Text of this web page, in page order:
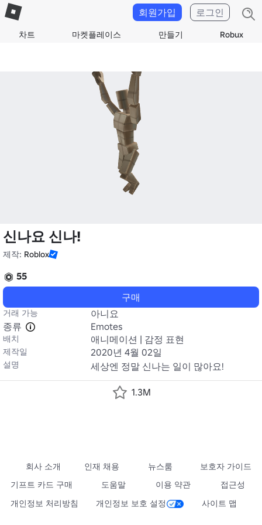
차트 마켓플레이스 만들기 Robux
회원가입 로그인
신나요 신나!
제작: Roblox
55
구매
거래 가능
아니요
종류
Emotes
배치 애니메이션 | 감정 표현
제작일 2020년 4월 02일
설명 세상엔 정말 신나는 일이 많아요!
1.3M
회사 소개 인재 채용 뉴스룸
보호자 가이드
기프트 카드 구매
도움말 이용 약관
접근성
개인정보 처리방침
개인정보 보호 설정 사이트 맵